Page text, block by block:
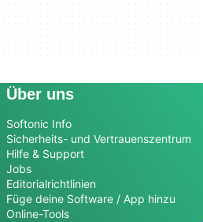
Über uns
Softonic Info
Sicherheits- und Vertrauenszentrum
Hilfe & Support
Jobs
Editorialrichtlinien
Füge deine Software / App hinzu
Online-Tools